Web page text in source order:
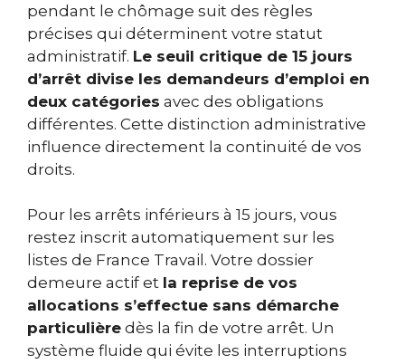
pendant le chômage suit des règles
précises qui déterminent votre statut
administratif. Le seuil critique de 15 jours
d’arrêt divise les demandeurs d’emploi en
deux catégories avec des obligations
différentes. Cette distinction administrative
influence directement la continuité de vos
droits.
Pour les arrêts inférieurs à 15 jours, vous
restez inscrit automatiquement sur les
listes de France Travail. Votre dossier
demeure actif et la reprise de vos
allocations s’effectue sans démarche
particulière dès la fin de votre arrêt. Un
système fluide qui évite les interruptions